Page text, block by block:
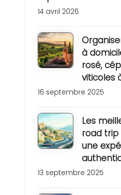
14 avril 2026
à
rosé,
viticoles
16 septembre 2025
Les
road trip
une
13 septembre 2025